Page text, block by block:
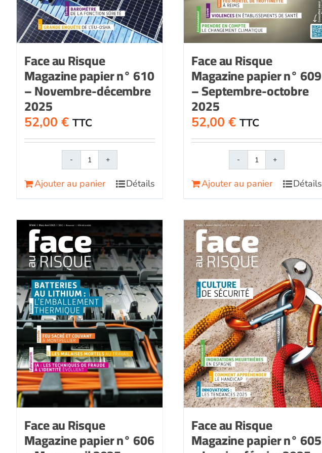
Face au Risque
Magazine papier n° 610
– Novembre-décembre
2025
52,00 € TTC
quantité
Face
papier
n°
610
-
Novembre-
décembre
2025
Ajouter au panier Détails
Face au Risque
Magazine papier n° 609
– Septembre-octobre
2025
52,00 € TTC
quantité
Face
papier
n°
609
-
Septembre-
octobre
2025
Ajouter au panier Détails
Face au Risque
Magazine papier n° 606
Face au Risque
Magazine papier n° 605